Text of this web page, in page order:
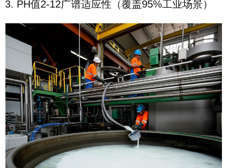
3. PH值2-12广谱适应性（覆盖95%工业场景）